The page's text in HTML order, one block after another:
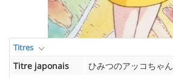
Titres
Titre japonais
ひみつのアッコちゃん